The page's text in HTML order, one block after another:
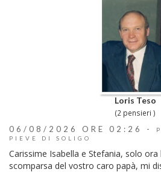
Loris Teso
(2 pensieri )
06/08/2026 ORE 02:26 -
PIEVE DI SOLIGO
Carissime Isabella e Stefania, solo
scomparsa del vostro caro papà, mi